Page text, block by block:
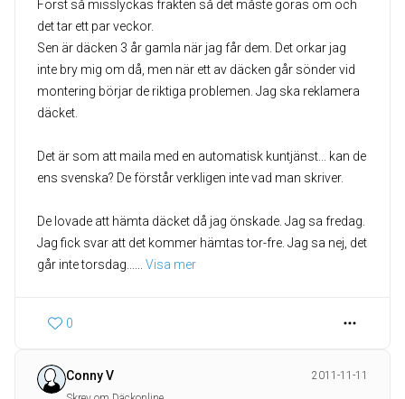
Först så misslyckas frakten så det måste göras om och
det tar ett par veckor.
Sen är däcken 3 år gamla när jag får dem. Det orkar jag
inte bry mig om då, men när ett av däcken går sönder vid
montering börjar de riktiga problemen. Jag ska reklamera
däcket.
Det är som att maila med en automatisk kuntjänst... kan de
ens svenska? De förstår verkligen inte vad man skriver.
De lovade att hämta däcket då jag önskade. Jag sa fredag.
Jag fick svar att det kommer hämtas tor-fre. Jag sa nej, det
går inte torsdag...
Visa mer
0
Conny V
2011-11-11